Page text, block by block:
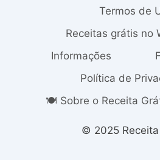
Termos de
Receitas grátis no
Informações
Política de
🍽️ Sobre o Receita
© 2025